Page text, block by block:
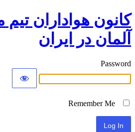
کانون هواداران تیم
آلمان در ایران
Password
Remember Me